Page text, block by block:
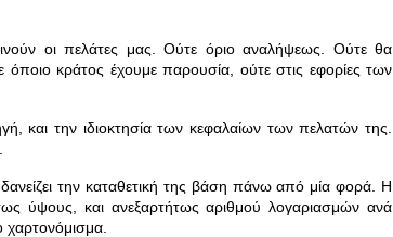
οι πελάτες μας.Ούτε όριο αναλήψεως. Ούτε θα
κράτος έχουμε παρουσία, ούτε στις εφορίες των
την ιδιοκτησία των κεφαλαίων των πελατών της.
την καταθετική της βάση πάνω από μία φορά. Η
ύψους, και ανεξαρτήτως αριθμού λογαριασμών ανά
χαρτονόμισμα.